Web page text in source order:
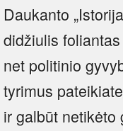
Daukanto
didžiulis
net politinio
tyrimus
ir galbūt